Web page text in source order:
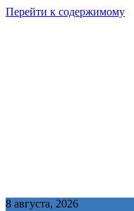
Перейти к содержимому
8 августа, 2026